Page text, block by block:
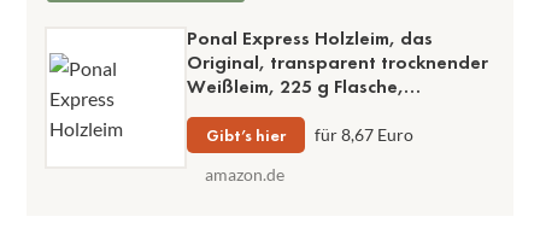
Ponal Express Holzleim, das
Original, transparent trocknender
Weißleim, 225 g Flasche,
wasserfest, schnelle
Anfangshaftung und hohe
Endfestigkeit
Gibt’s hier
für 8,67 Euro
amazon.de